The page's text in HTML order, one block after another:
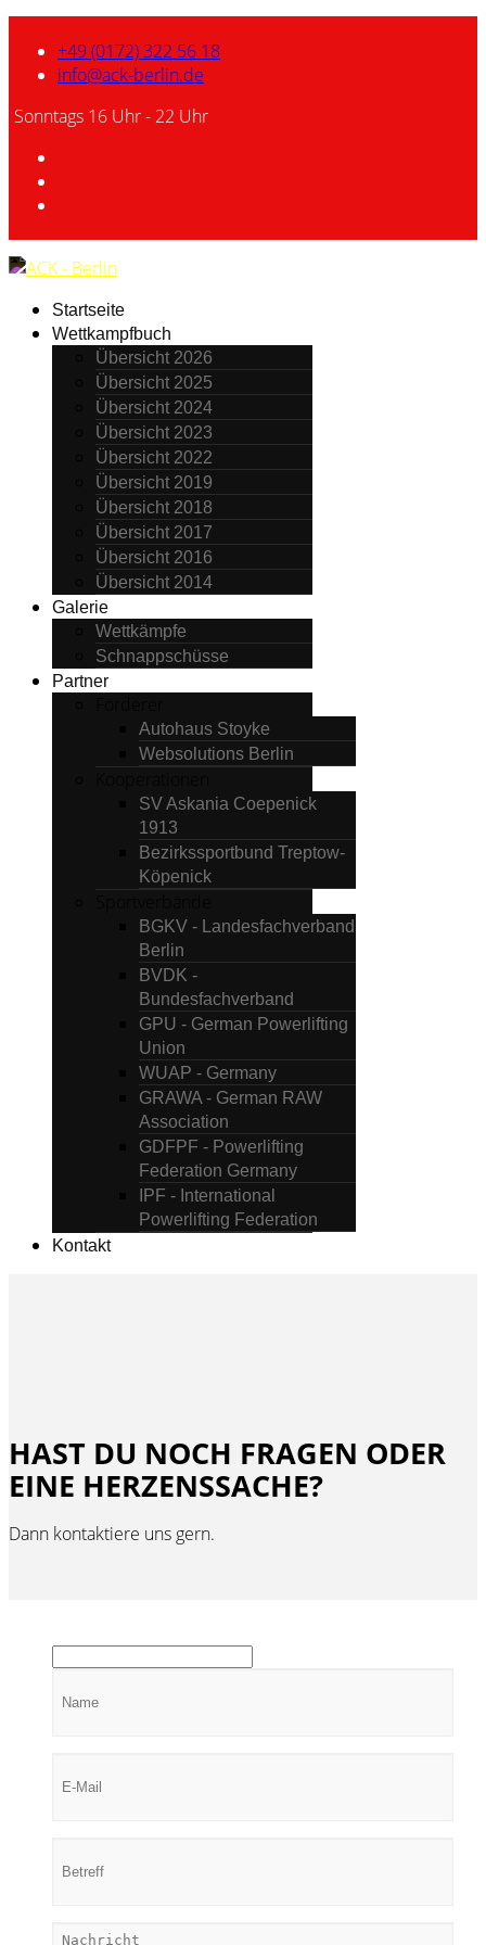
+49 (0172) 322 56 18
info@ack-berlin.de
Sonntags 16 Uhr - 22 Uhr
Startseite
Wettkampfbuch
Übersicht 2026
Übersicht 2025
Übersicht 2024
Übersicht 2023
Übersicht 2022
Übersicht 2019
Übersicht 2018
Übersicht 2017
Übersicht 2016
Übersicht 2014
Galerie
Wettkämpfe
Schnappschüsse
Partner
Autohaus Stoyke
Websolutions Berlin
SV Askania Coepenick
1913
Bezirkssportbund Treptow-
Köpenick
BGKV - Landesfachverband
Berlin
BVDK -
Bundesfachverband
GPU - German Powerlifting
Union
WUAP - Germany
GRAWA - German RAW
Association
GDFPF - Powerlifting
Federation Germany
IPF - International
Powerlifting Federation
Kontakt
HAST DU NOCH FRAGEN ODER
EINE HERZENSSACHE?
Dann kontaktiere uns gern.